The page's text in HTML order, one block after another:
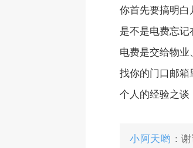
你首先要搞明白
是不是电费忘记
电费是交给物业
找你的门口邮箱
个人的经验之谈
小阿天哟 ：